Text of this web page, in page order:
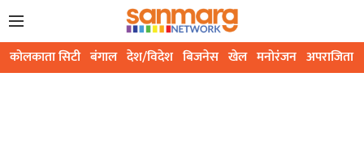
कोलकाता सिटी बंगाल देश/विदेश बिजनेस खेल मनोरंजन अपराजिता